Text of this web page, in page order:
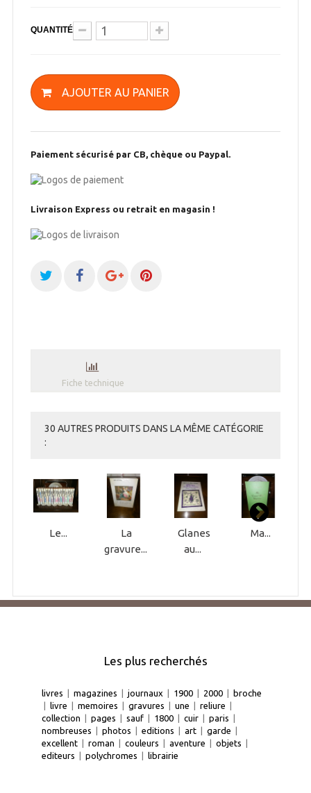
QUANTITÉ
AJOUTER AU PANIER
Paiement sécurisé par CB, chèque ou Paypal.
Livraison Express ou retrait en magasin !
Fiche technique
30 AUTRES PRODUITS DANS LA MÊME CATÉGORIE
:
Le...
La
gravure...
Glanes
au...
Ma...
Les plus recherchés
livres | magazines | journaux | 1900 | 2000 | broche
| livre | memoires | gravures | une | reliure |
collection | pages | sauf | 1800 | cuir | paris |
nombreuses | photos | editions | art | garde |
excellent | roman | couleurs | aventure | objets |
editeurs | polychromes | librairie